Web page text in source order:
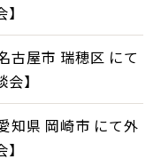
古屋市 瑞穂区 にて
】
知県 岡崎市 にて外